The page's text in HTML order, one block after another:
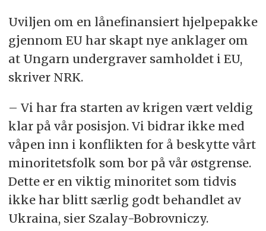
Uviljen om en lånefinansiert hjelpepakke
gjennom EU har skapt nye anklager om
at Ungarn undergraver samholdet i EU,
skriver NRK.
– Vi har fra starten av krigen vært veldig
klar på vår posisjon. Vi bidrar ikke med
våpen inn i konflikten for å beskytte vårt
minoritetsfolk som bor på vår østgrense.
Dette er en viktig minoritet som tidvis
ikke har blitt særlig godt behandlet av
Ukraina, sier Szalay-Bobrovniczy.